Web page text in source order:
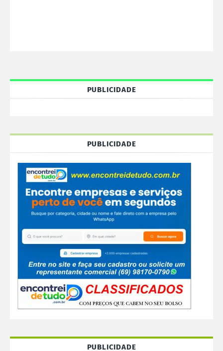
PUBLICIDADE
PUBLICIDADE
PUBLICIDADE